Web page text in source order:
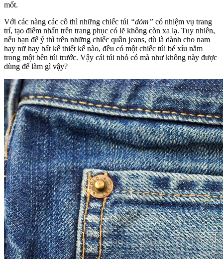
mốt.
Với các nàng các cô thì những chiếc túi “dỏm” có nhiệm vụ trang
trí, tạo điểm nhấn trên trang phục có lẽ không còn xa lạ. Tuy nhiên,
nếu bạn để ý thì trên những chiếc quần jeans, dù là dành cho nam
hay nữ hay bất kể thiết kế nào, đều có một chiếc túi bé xíu nằm
trong một bên túi trước. Vậy cái túi nhỏ có mà như không này được
dùng để làm gì vậy?